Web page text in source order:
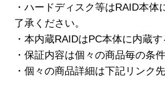
・ハードディスク等はRAID本
了承ください。
・本内蔵RAIDはPC本体に内蔵
・保証内容は個々の商品毎の条
・個々の商品詳細は下記リンク